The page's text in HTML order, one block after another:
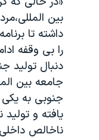
قانون شفافیت دارائی
اعتراضات مردمی آبان ۹۸
اسرائیل در جنگ
نرگس محمدی برنده
همایش
صفحه‌های ویژه
بین
داشته تا
را بی وقفه
دنبال تولید
جامعه بین
جنوبی به یکی
ناخالص